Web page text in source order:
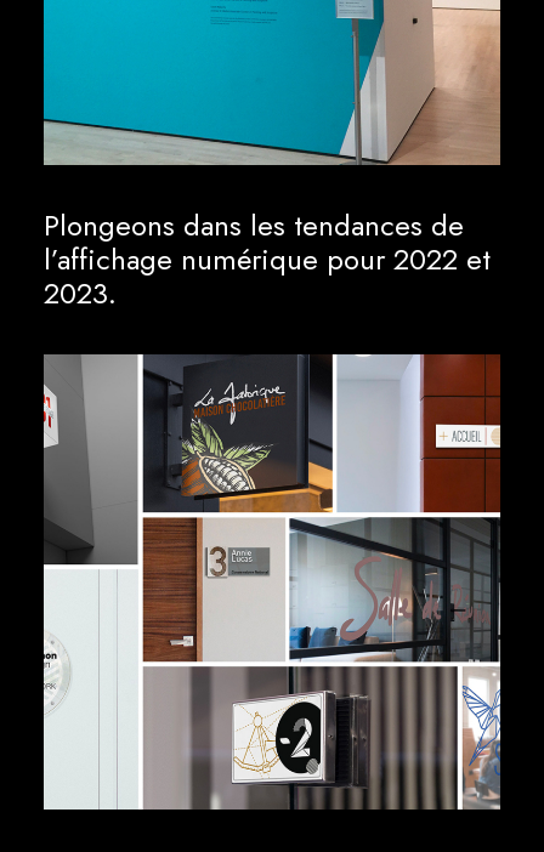
Plongeons dans les tendances de
l’affichage numérique pour 2022 et
2023.